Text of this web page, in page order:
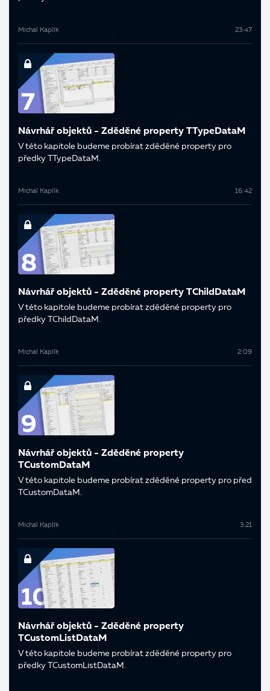
Michal Kaplík 23:47
Návrhář objektů - Zděděné property TTypeDataM
V této kapitole budeme probírat zděděné property pro
předky TTypeDataM.
Michal Kaplík 16:42
Návrhář objektů - Zděděné property TChildDataM
V této kapitole budeme probírat zděděné property pro
předky TChildDataM.
Michal Kaplík 2:09
Návrhář objektů - Zděděné property
TCustomDataM
V této kapitole budeme probírat zděděné property pro před
TCustomDataM.
Michal Kaplík 3:21
Návrhář objektů - Zděděné property
TCustomListDataM
V této kapitole budeme probírat zděděné property pro
předky TCustomListDataM.